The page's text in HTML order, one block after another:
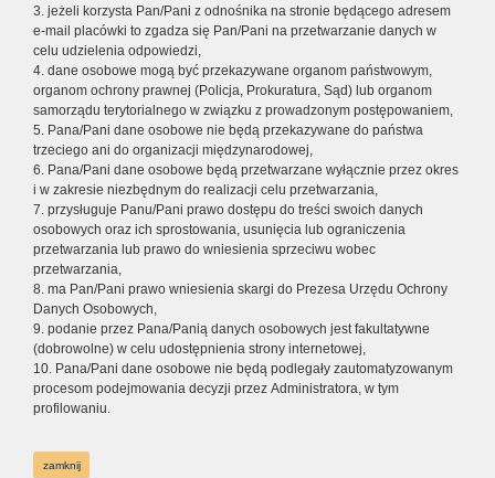
3. jeżeli korzysta Pan/Pani z odnośnika na stronie będącego adresem
e-mail placówki to zgadza się Pan/Pani na przetwarzanie danych w
celu udzielenia odpowiedzi,
4. dane osobowe mogą być przekazywane organom państwowym,
organom ochrony prawnej (Policja, Prokuratura, Sąd) lub organom
samorządu terytorialnego w związku z prowadzonym postępowaniem,
5. Pana/Pani dane osobowe nie będą przekazywane do państwa
trzeciego ani do organizacji międzynarodowej,
6. Pana/Pani dane osobowe będą przetwarzane wyłącznie przez okres
i w zakresie niezbędnym do realizacji celu przetwarzania,
7. przysługuje Panu/Pani prawo dostępu do treści swoich danych
osobowych oraz ich sprostowania, usunięcia lub ograniczenia
przetwarzania lub prawo do wniesienia sprzeciwu wobec
przetwarzania,
8. ma Pan/Pani prawo wniesienia skargi do Prezesa Urzędu Ochrony
Danych Osobowych,
9. podanie przez Pana/Panią danych osobowych jest fakultatywne
(dobrowolne) w celu udostępnienia strony internetowej,
10. Pana/Pani dane osobowe nie będą podlegały zautomatyzowanym
procesom podejmowania decyzji przez Administratora, w tym
profilowaniu.
zamknij